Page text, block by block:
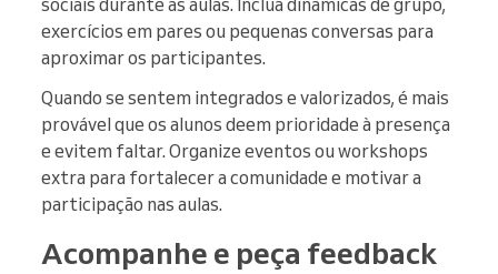
sociais durante as aulas. Inclua dinâmicas de grupo,
exercícios em pares ou pequenas conversas para
aproximar os participantes.
Quando se sentem integrados e valorizados, é mais
provável que os alunos deem prioridade à presença
e evitem faltar. Organize eventos ou workshops
extra para fortalecer a comunidade e motivar a
participação nas aulas.
Acompanhe e peça feedback